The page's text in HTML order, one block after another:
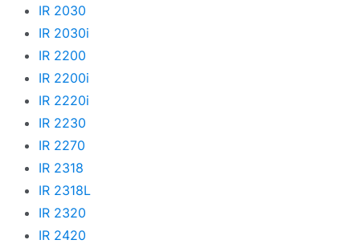
IR 2030
IR 2030i
IR 2200
IR 2200i
IR 2220i
IR 2230
IR 2270
IR 2318
IR 2318L
IR 2320
IR 2420